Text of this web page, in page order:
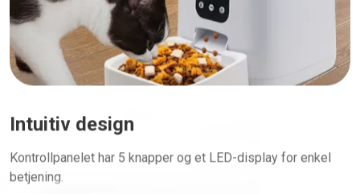
Intuitiv design
Kontrollpanelet har 5 knapper og et LED-display for enkel
betjening.